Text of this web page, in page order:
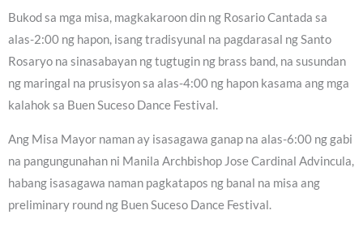
Bukod sa mga misa, magkakaroon din ng Rosario Cantada sa
alas-2:00 ng hapon, isang tradisyunal na pagdarasal ng Santo
Rosaryo na sinasabayan ng tugtugin ng brass band, na susundan
ng maringal na prusisyon sa alas-4:00 ng hapon kasama ang mga
kalahok sa Buen Suceso Dance Festival.
Ang Misa Mayor naman ay isasagawa ganap na alas-6:00 ng gabi
na pangungunahan ni Manila Archbishop Jose Cardinal Advincula,
habang isasagawa naman pagkatapos ng banal na misa ang
preliminary round ng Buen Suceso Dance Festival.